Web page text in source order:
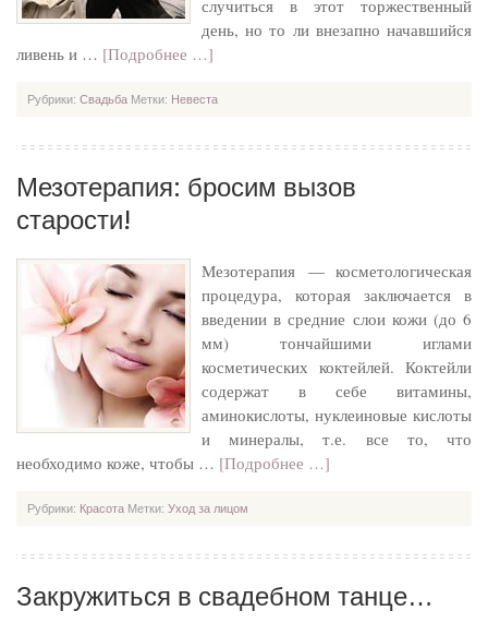
случиться в этот торжественный
день, но то ли внезапно начавшийся
ливень и … [Подробнее …]
Рубрики: Свадьба Метки: Невеста
Мезотерапия: бросим вызов
старости!
Мезотерапия — косметологическая
процедура, которая заключается в
введении в средние слои кожи (до 6
мм) тончайшими иглами
косметических коктейлей. Коктейли
содержат в себе витамины,
аминокислоты, нуклеиновые кислоты
и минералы, т.е. все то, что
необходимо коже, чтобы … [Подробнее …]
Рубрики: Красота Метки: Уход за лицом
Закружиться в свадебном танце…